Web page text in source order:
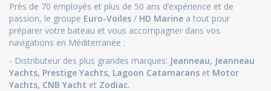
Près de 70 employés et plus de 50 ans d’expérience et de
passion, le groupe Euro-Voiles / HD Marine a tout pour
préparer votre bateau et vous accompagner dans vos
navigations en Méditerranée :
- Distributeur des plus grandes marques: Jeanneau, Jeanneau
Yachts, Prestige Yachts, Lagoon Catamarans et Motor
Yachts, CNB Yacht et Zodiac.